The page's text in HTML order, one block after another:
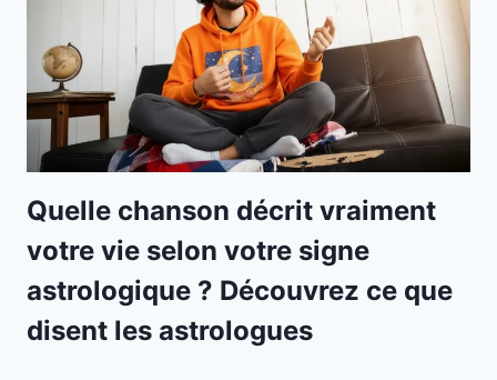
Quelle chanson décrit vraiment
votre vie selon votre signe
astrologique ? Découvrez ce que
disent les astrologues